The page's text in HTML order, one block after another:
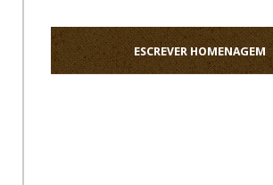
ESCREVER HOMENAGEM